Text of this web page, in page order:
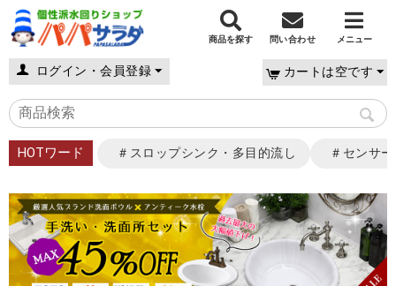
商品を探す 問い合わせ メニュー
ログイン・会員登録 カートは空です
HOTワード ＃スロップシンク・多目的流し ＃センサ